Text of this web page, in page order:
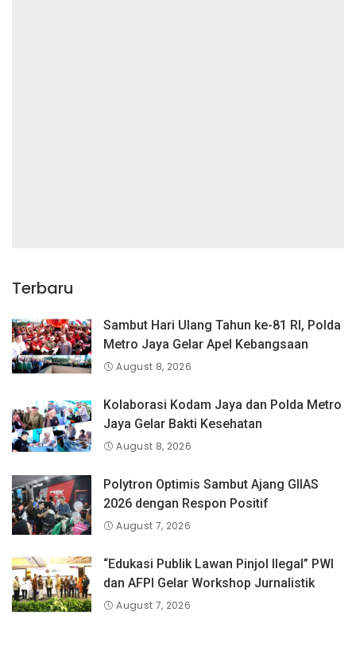
Terbaru
Sambut Hari Ulang Tahun ke-81 RI, Polda
Metro Jaya Gelar Apel Kebangsaan
August 8, 2026
Kolaborasi Kodam Jaya dan Polda Metro
Jaya Gelar Bakti Kesehatan
August 8, 2026
Polytron Optimis Sambut Ajang GIIAS
2026 dengan Respon Positif
August 7, 2026
“Edukasi Publik Lawan Pinjol Ilegal” PWI
dan AFPI Gelar Workshop Jurnalistik
August 7, 2026